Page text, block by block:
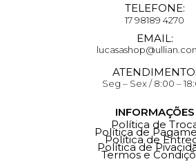
TELEFONE:
17 98189 4270
EMAIL:
ATENDIMENTO:
Seg – Sex / 8:00 –
INFORMAÇÕES
Política de
Política de
Política de
Política de
Termos e